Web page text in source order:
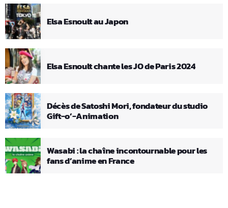
Elsa Esnoult au Japon
Elsa Esnoult chante les JO de Paris 2024
Décès de Satoshi Mori, fondateur du studio
Gift-o’-Animation
Wasabi : la chaîne incontournable pour les
fans d’anime en France